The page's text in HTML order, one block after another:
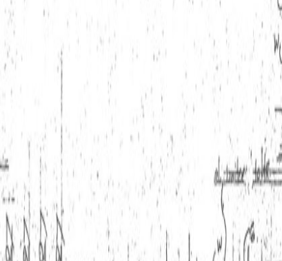
huur (€ 2.700,-).
die barst van de creativiteit, waar je altijd weer
volksheld. Tilburg heeft vele verborgen pareltjes, maar
prachtige historische panden. En wat te denken van de
aan het water. Tilburg is ook een echte
Tilburg Culinair, Tilburg zingt, Roadburn